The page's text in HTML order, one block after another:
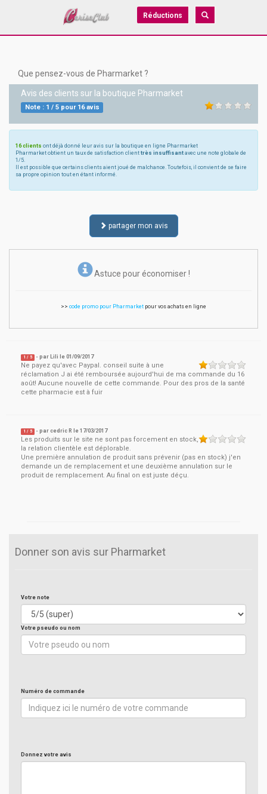
Réductions
Que pensez-vous de Pharmarket ?
Avis des clients sur la boutique Pharmarket
Note : 1 / 5pour 16avis
16 clients ont déjà donné leur avis sur la boutique en ligne Pharmarket
Pharmarket obtient un taux de satisfaction client très insuffisant avec une note globale de
1/5.
Il est possible que certains clients aient joué de malchance. Toutefois, il convient de se faire
sa propre opinion tout en étant informé.
partager mon avis
Astuce pour économiser !
>> code promo pour Pharmarket pour vos achats en ligne
1 / 5 - par Lili le01/09/2017
Ne payez qu'avec Paypal. conseil suite à une
réclamation J ai été remboursée aujourd'hui de ma commande du 16
août! Aucune nouvelle de cette commande. Pour des pros de la santé
cette pharmacie est à fuir
1 / 5 - parcedric R le17/03/2017
Les produits sur le site ne sont pas forcement en stock,
la relation clientèle est déplorable.
Une première annulation de produit sans prévenir (pas en stock) j'en
demande un de remplacement et une deuxième annulation sur le
produit de remplacement. Au final on est juste déçu.
Donner son avis sur Pharmarket
Votre note
Votre pseudo ou nom
Numéro de commande
Donnez votre avis